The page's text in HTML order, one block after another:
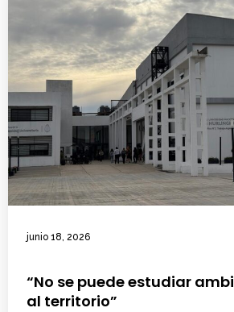
junio 18, 2026
“No se puede estudiar
al territorio”